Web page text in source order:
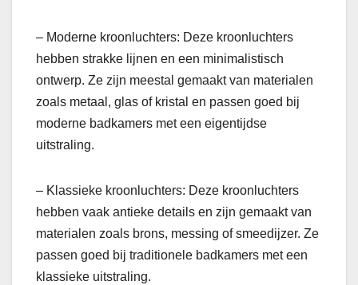
– Moderne kroonluchters: Deze kroonluchters
hebben strakke lijnen en een minimalistisch
ontwerp. Ze zijn meestal gemaakt van materialen
zoals metaal, glas of kristal en passen goed bij
moderne badkamers met een eigentijdse
uitstraling.
– Klassieke kroonluchters: Deze kroonluchters
hebben vaak antieke details en zijn gemaakt van
materialen zoals brons, messing of smeedijzer. Ze
passen goed bij traditionele badkamers met een
klassieke uitstraling.